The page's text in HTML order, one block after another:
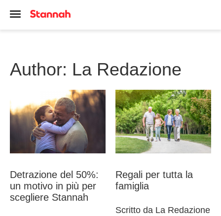
Author: La Redazione
Detrazione del 50%:
un motivo in più per
scegliere Stannah
Regali per tutta la
famiglia
Scritto da La Redazione